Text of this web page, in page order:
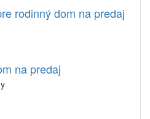
rodinný dom na predaj
na predaj